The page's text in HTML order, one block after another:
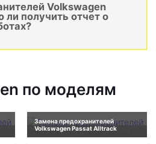
Volkswagen
получить отчет о
по моделям
Замена предохранителей
Volkswagen Passat Alltrack